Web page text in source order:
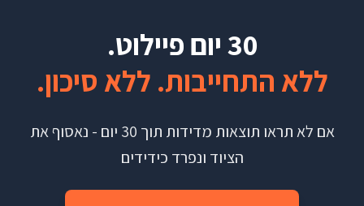
30 יום פיילוט.
ללא התחייבות. ללא סיכון.
אם לא תראו תוצאות מדידות תוך 30 יום - נאסוף את
הציוד ונפרד כידידים